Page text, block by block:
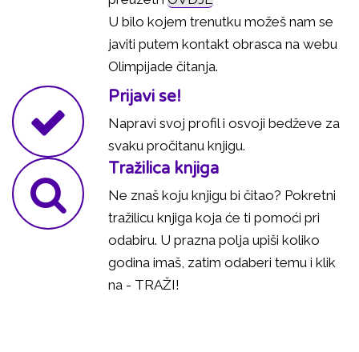
U bilo kojem trenutku možeš nam se
javiti putem kontakt obrasca na webu
Olimpijade čitanja.
Prijavi se!
Napravi svoj profil i osvoji bedževe za
svaku pročitanu knjigu.
Tražilica knjiga
Ne znaš koju knjigu bi čitao? Pokretni
tražilicu knjiga koja će ti pomoći pri
odabiru. U prazna polja upiši koliko
godina imaš, zatim odaberi temu i klik
na - TRAŽI!